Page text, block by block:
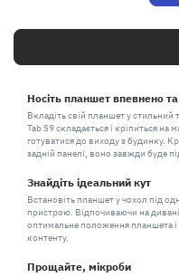
Носіть планшет впевнено
Вкладіть свій планшет у
Tab S9 складається і кріпиться на
готуватися до виходу з будинку.
задній панелі, воно завжди буде
Знайдіть ідеальний кут
Встановіть планшет у чохол під
пристрою. Відпочиваючи на
оптимальне положення планшета
контенту.
Прощайте, мікроби